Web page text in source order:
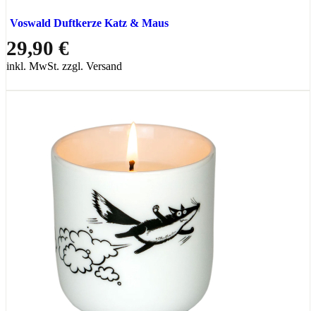
Voswald Duftkerze Katz & Maus
29,90 €
inkl. MwSt. zzgl. Versand